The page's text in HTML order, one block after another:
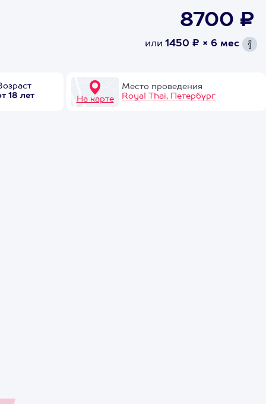
8700 ₽
или 1450 ₽ × 6 мес
18 лет
На карте
Место проведения
Royal Thai, Петербург